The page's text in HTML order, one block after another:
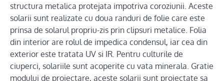
structura metalica protejata impotriva coroziunii. Aceste
solarii sunt realizate cu doua randuri de folie care este
prinsa de solarul propriu-zis prin clipsuri metalice. Folia
din interior are rolul de impedica condensul, iar cea din
exterior este tratata UV si IR. Pentru culturile de
ciuperci, solariile sunt acoperite cu vata minerala. Gratie
modului de proiectare, aceste solarii sunt proiectate sa